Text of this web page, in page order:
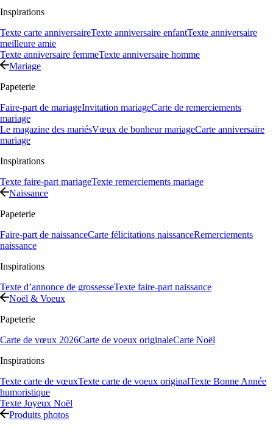
Inspirations
Texte carte anniversaireTexte anniversaire enfantTexte anniversaire
meilleure amie
Texte anniversaire femmeTexte anniversaire homme
Mariage
Papeterie
Faire-part de mariageInvitation mariageCarte de remerciements
mariage
Le magazine des mariésVœux de bonheur mariageCarte anniversaire
mariage
Inspirations
Texte faire-part mariageTexte remerciements mariage
Naissance
Papeterie
Faire-part de naissanceCarte félicitations naissanceRemerciements
naissance
Inspirations
Texte d’annonce de grossesseTexte faire-part naissance
Noël & Voeux
Papeterie
Carte de vœux 2026Carte de voeux originaleCarte Noël
Inspirations
Texte carte de vœuxTexte carte de voeux originalTexte Bonne Année
humoristique
Texte Joyeux Noël
Produits photos